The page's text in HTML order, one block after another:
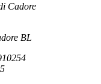
Cadore
BL